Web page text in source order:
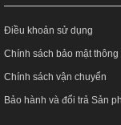
Điều khoản sử dụng
Chính sách bảo mật thông
Chính sách vận chuyển
Bảo hành và đổi trả Sản